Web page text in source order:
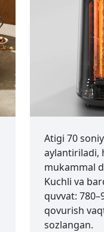
Atigi 70
aylantiriladi,
mukammal
Kuchli va
quvvat:
qovurish
sozlangan.